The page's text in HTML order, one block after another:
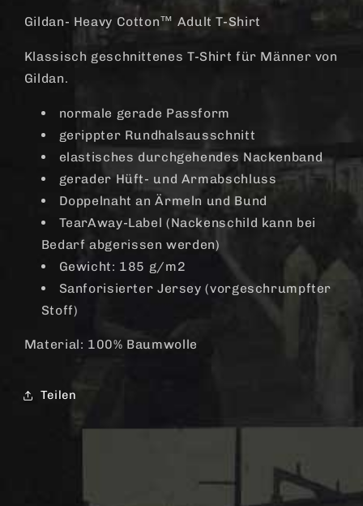
Five&quot;
Shirt
Five&quot;
Shirt
Gildan- Heavy Cotton™ Adult T-Shirt
Klassisch geschnittenes T-Shirt für Männer von
Gildan.
normale gerade Passform
gerippter Rundhalsausschnitt
elastisches durchgehendes Nackenband
gerader Hüft- und Armabschluss
Doppelnaht an Ärmeln und Bund
TearAway-Label (Nackenschild kann bei
Bedarf abgerissen werden)
Gewicht: 185 g/m2
Sanforisierter Jersey (vorgeschrumpfter
Stoff)
Material: 100% Baumwolle
Teilen